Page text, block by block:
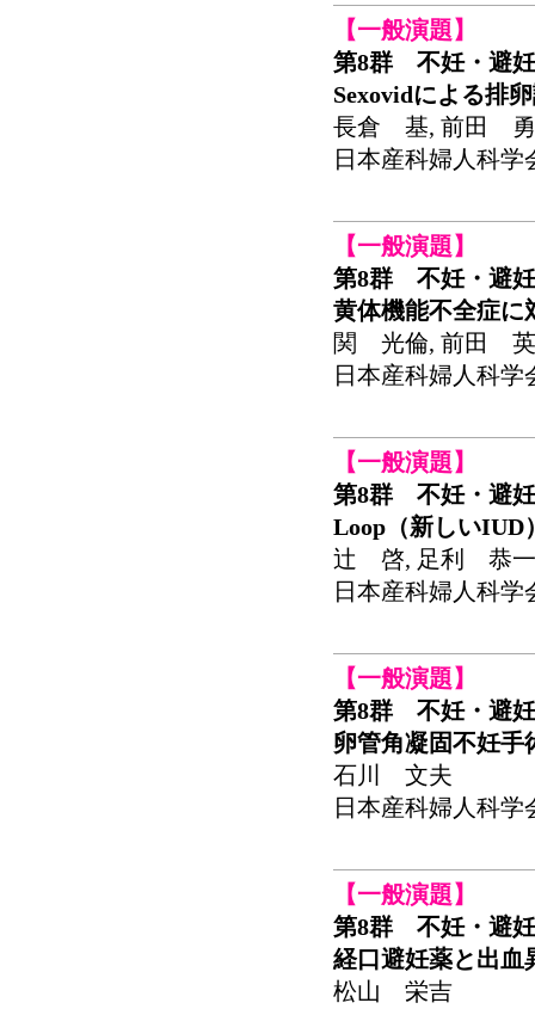
【一般演題】
第8群 不妊・避妊
Sexovidによる排
長倉 基, 前田 勇
日本産科婦人科学
【一般演題】
第8群 不妊・避妊
黄体機能不全症に
関 光倫, 前田
日本産科婦人科学
【一般演題】
第8群 不妊・避妊
Loop（新しいIUD
辻 啓, 足利 恭
日本産科婦人科学
【一般演題】
第8群 不妊・避妊
卵管角凝固不妊手
石川 文夫
日本産科婦人科学
【一般演題】
第8群 不妊・避妊
経口避妊薬と出血
松山 栄吉